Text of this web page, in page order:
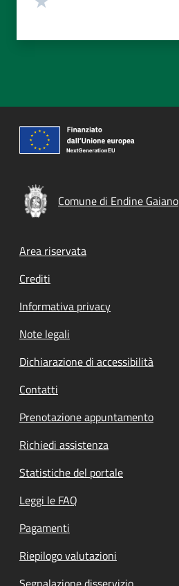
Comune di Endine Gaiano
Footer menu
Area riservata
Crediti
Informativa privacy
Note legali
Dichiarazione di accessibilità
Contatti
Prenotazione appuntamento
Richiedi assistenza
Statistiche del portale
Leggi le FAQ
Pagamenti
Riepilogo valutazioni